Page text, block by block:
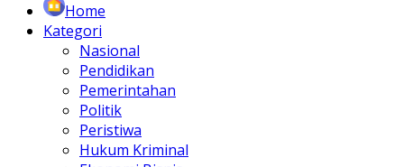
Home
Kategori
Nasional
Pendidikan
Pemerintahan
Politik
Peristiwa
Hukum Kriminal